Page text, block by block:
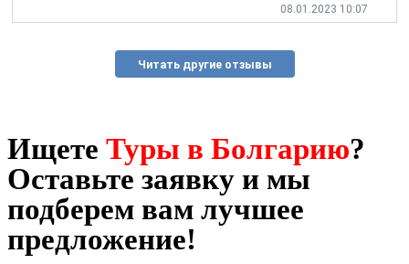
08.01.2023 10:07
Читать другие отзывы
Ищете Туры в Болгарию?
Оставьте заявку и мы
подберем вам лучшее
предложение!